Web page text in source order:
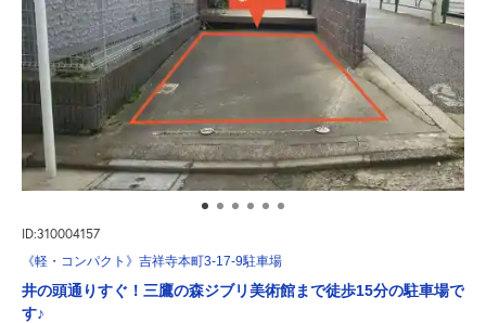
ID:310004157
《軽・コンパクト》吉祥寺本町3-17-9駐車場
井の頭通りすぐ！三鷹の森ジブリ美術館まで徒歩15分の駐車場で
す♪